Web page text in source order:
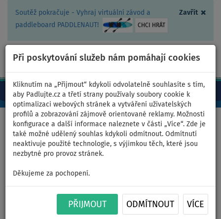
Zavřít ×
Soutěž pokračuje - Vyhraj virtuální závod a
paddleboard PADDLENAUT!
CHCI HRÁT
Při poskytování služeb nám pomáhají cookies
Kliknutím na „Přijmout“ kdykoli odvolatelně souhlasíte s tím,
aby Padlujte.cz a třetí strany používaly soubory cookie k
optimalizaci webových stránek a vytváření uživatelských
profilů a zobrazování zájmově orientované reklamy. Možnosti
konfigurace a další informace naleznete v části „Více“. Zde je
také možné udělený souhlas kdykoli odmítnout. Odmítnutí
neaktivuje použité technologie, s výjimkou těch, které jsou
nezbytné pro provoz stránek.
Děkujeme za pochopení.
PŘIJMOUT ODMÍTNOUT VÍCE
CZ/Kč +420 467 409 090 0ks
Domů >Nafukovací paddleboardy >Střední univerzální
Paddleboard ZRAY EA-3
Allround Air 10'6 MINICOMBO
- nafukovací paddleboard -